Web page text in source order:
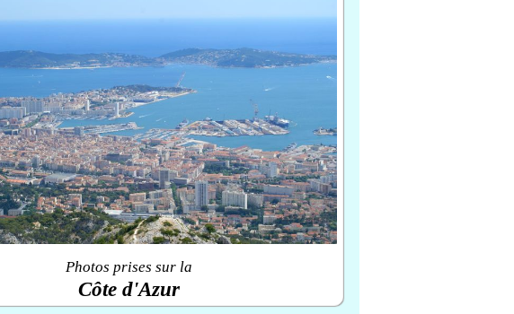
Photos prises sur la
Côte d'Azur